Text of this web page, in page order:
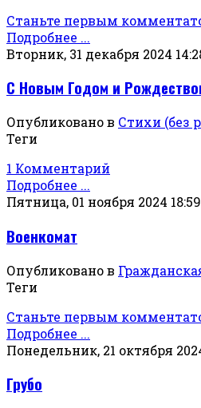
Станьте первым
Подробнее ...
Вторник, 31 декабря 2024
С Новым Годом и
Опубликовано в Стихи (без
Теги
1 Комментарий
Подробнее ...
Пятница, 01 ноября 2024 18:59
Военкомат
Опубликовано в
Теги
Станьте первым
Подробнее ...
Понедельник, 21 октября
Грубо